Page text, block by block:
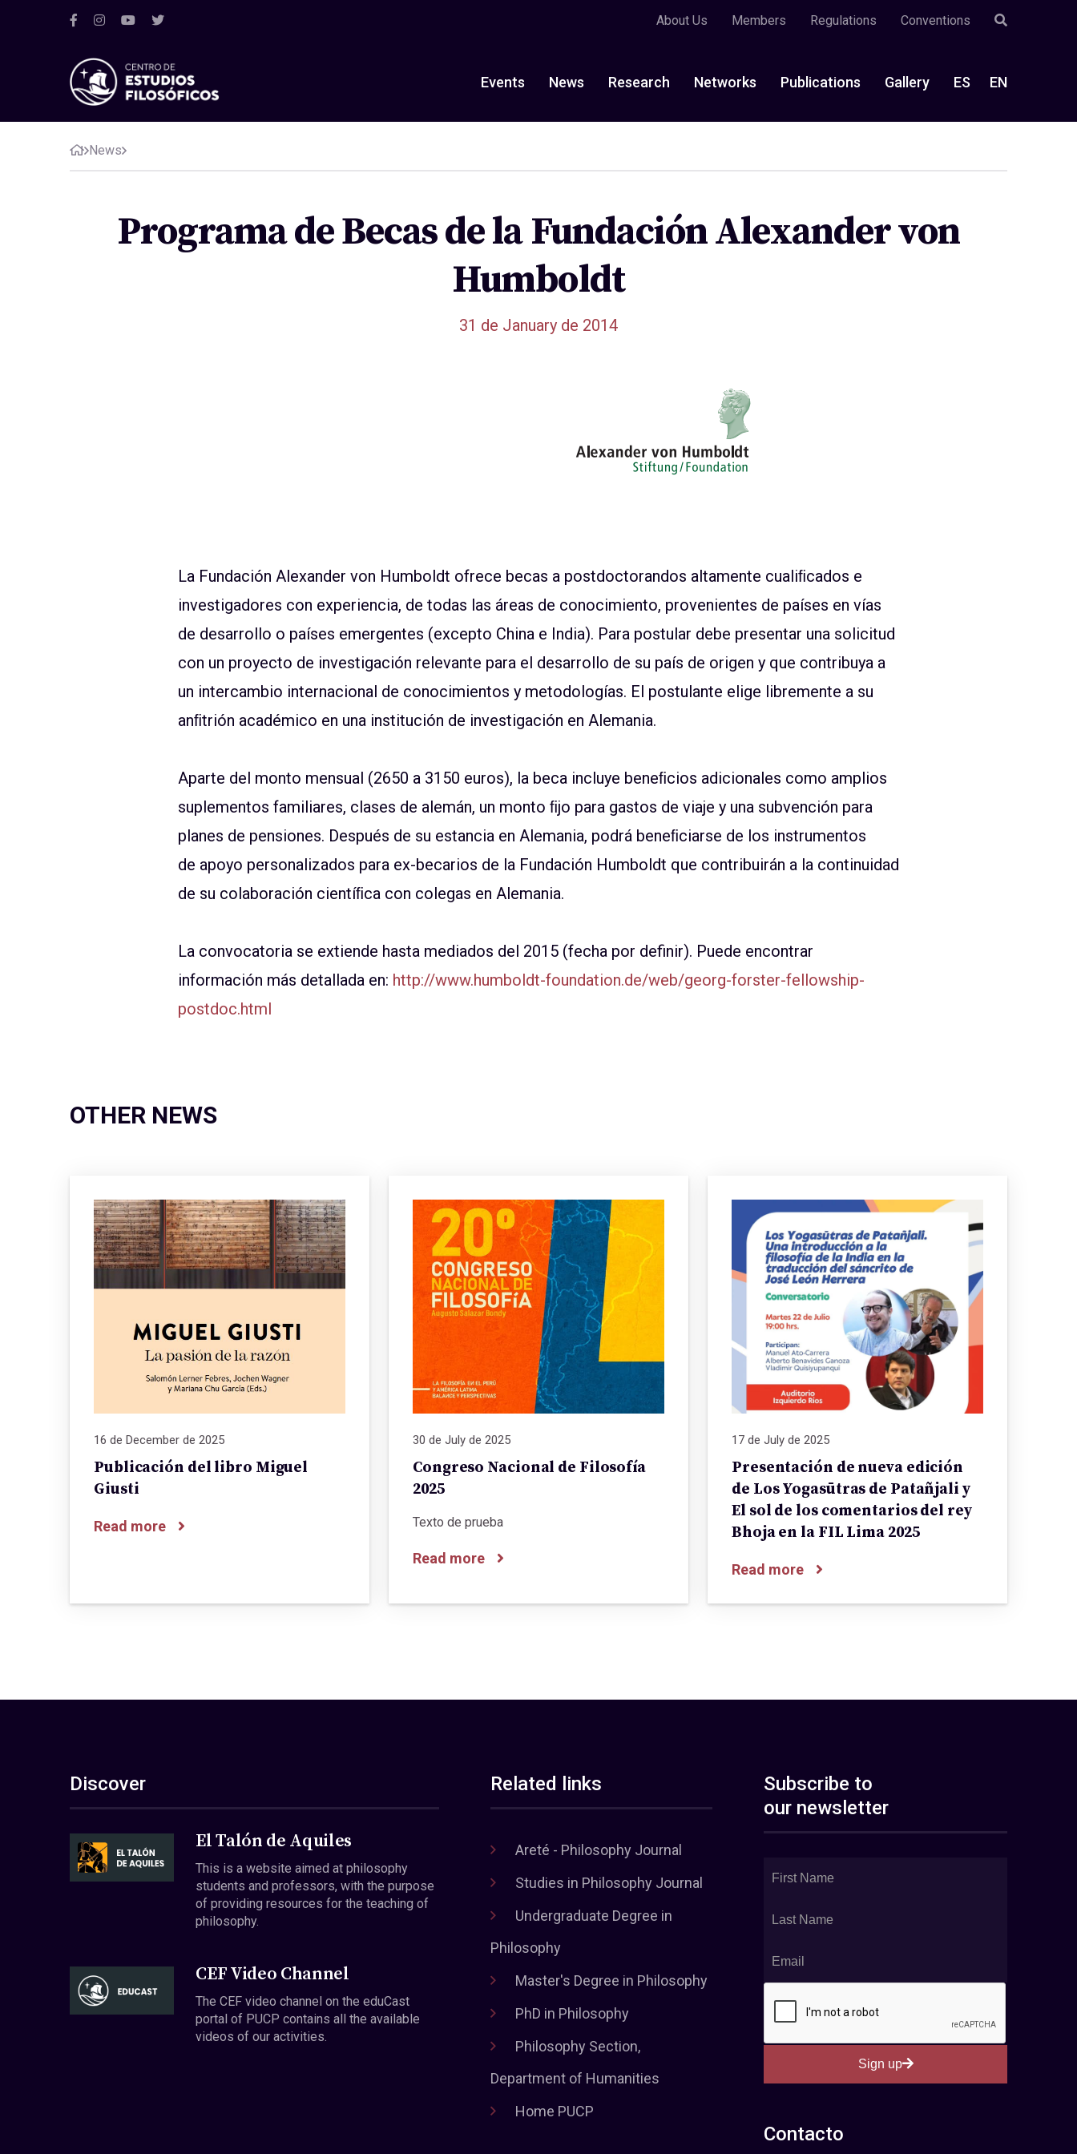
About Us Members Regulations Conventions
Events News Research Networks Publications Gallery ES EN
News
Programa de Becas de la Fundación Alexander von
Humboldt
31 de January de 2014
La Fundación Alexander von Humboldt ofrece becas a postdoctorandos altamente cualiﬁcados e
investigadores con experiencia, de todas las áreas de conocimiento, provenientes de países en vías
de desarrollo o países emergentes (excepto China e India). Para postular debe presentar una solicitud
con un proyecto de investigación relevante para el desarrollo de su país de origen y que contribuya a
un intercambio internacional de conocimientos y metodologías. El postulante elige libremente a su
anﬁtrión académico en una institución de investigación en Alemania.
Aparte del monto mensual (2650 a 3150 euros), la beca incluye beneﬁcios adicionales como amplios
suplementos familiares, clases de alemán, un monto ﬁjo para gastos de viaje y una subvención para
planes de pensiones. Después de su estancia en Alemania, podrá beneﬁciarse de los instrumentos
de apoyo personalizados para ex-becarios de la Fundación Humboldt que contribuirán a la continuidad
de su colaboración cientíﬁca con colegas en Alemania.
La convocatoria se extiende hasta mediados del 2015 (fecha por definir). Puede encontrar
información más detallada en: http://www.humboldt-foundation.de/web/georg-forster-fellowship-
postdoc.html
OTHER NEWS
16 de December de 2025
Publicación del libro Miguel
Giusti
Read more
30 de July de 2025
Congreso Nacional de Filosofía
2025
Texto de prueba
Read more
17 de July de 2025
Presentación de nueva edición
de Los Yogasūtras de Patañjali y
El sol de los comentarios del rey
Bhoja en la FIL Lima 2025
Read more
Discover
El Talón de Aquiles
This is a website aimed at philosophy
students and professors, with the purpose
of providing resources for the teaching of
philosophy.
CEF Video Channel
The CEF video channel on the eduCast
portal of PUCP contains all the available
videos of our activities.
Related links
Areté - Philosophy Journal
Studies in Philosophy Journal
Undergraduate Degree in
Philosophy
Master's Degree in Philosophy
PhD in Philosophy
Philosophy Section,
Department of Humanities
Home PUCP
Subscribe to
our newsletter
Sign up
Contacto